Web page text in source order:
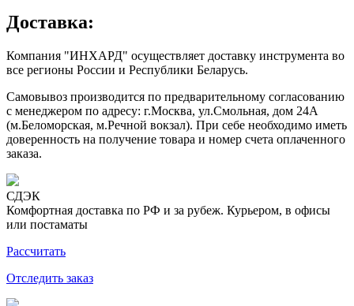
Доставка:
Компания "ИНХАРД" осуществляет доставку инструмента во
все регионы России и Республики Беларусь.
Самовывоз производится по предварительному согласованию
с менеджером по адресу: г.Москва, ул.Смольная, дом 24А
(м.Беломорская, м.Речной вокзал). При себе необходимо иметь
доверенность на получение товара и номер счета оплаченного
заказа.
СДЭК
Комфортная доставка по РФ и за рубеж. Курьером, в офисы
или постаматы
Рассчитать
Отследить заказ